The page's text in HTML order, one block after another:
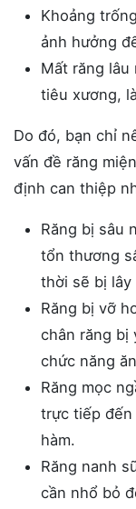
Khoảng
ảnh hưởng
Mất răng
tiêu xương,
Do đó, bạn chỉ
vấn đề răng
định can thiệp
Răng bị sâu
tổn thương
thời sẽ bị lây
Răng bị vỡ
chân răng bị
chức năng
Răng mọc
trực tiếp đến
hàm.
Răng nanh
cần nhổ bỏ